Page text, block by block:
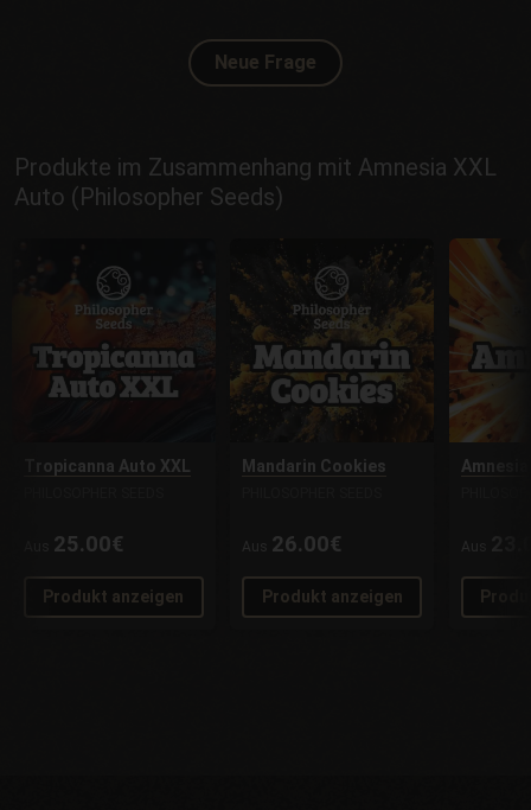
Neue Frage
Produkte im Zusammenhang mit Amnesia XXL
Auto (Philosopher Seeds)
Tropicanna Auto XXL
25.00€
Produkt anzeigen
Mandarin Cookies
Aus 26.00€
Produkt anzeigen
Aus